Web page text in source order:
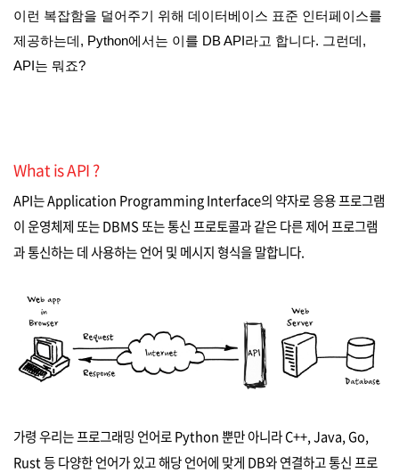
이런 복잡함을 덜어주기 위해 데이터베이스 표준 인터페이스를
제공하는데, Python에서는 이를 DB API라고 합니다. 그런데,
API는 뭐죠?
What is API ?
API는 Application Programming Interface의 약자로 응용 프로그램
이 운영체제 또는 DBMS 또는 통신 프로토콜과 같은 다른 제어 프로그램
과 통신하는 데 사용하는 언어 및 메시지 형식을 말합니다.
가령 우리는 프로그래밍 언어로 Python 뿐만 아니라 C++, Java, Go,
Rust 등 다양한 언어가 있고 해당 언어에 맞게 DB와 연결하고 통신 프로